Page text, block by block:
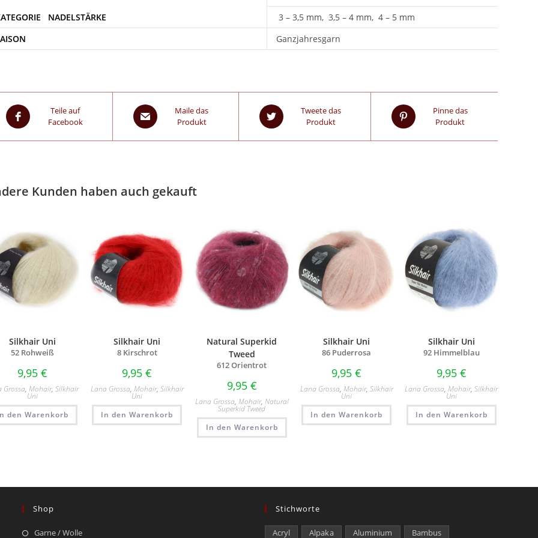
3 – 3,5 mm, 3,5 – 4 mm, 4 – 5 mm
Ganzjahresgarn
Teile auf
Facebook
Maile das
Produkt
Tweete das
Produkt
Pinne das
Produkt
Kunden haben auch gekauft
Silkhair Uni
52 Rohweiß
9,95 €
Grossa,Mohair,Silkhair
Uni
den Warenkorb
Silkhair Uni
8 Kirschrot
9,95€
Lana Grossa, Mohair, Silkhair
Uni
In den Warenkorb
Natural Superkid
Tweed
612 Orientrot
9,95 €
Lana Grossa, Mohair, Natural
Superkid Tweed
In den Warenkorb
Silkhair Uni
86 Puderrosa
9,95€
Lana Grossa, Mohair, Silkhair
Uni
In den Warenkorb
Silkhair Uni
92 Himmelblau
9,95 €
Lana Grossa,Mohair,Silkhair
Uni
In den Warenkorb
Shop
Garne / Wolle
Stichworte
Acryl Alpaka Aluminium Bambus